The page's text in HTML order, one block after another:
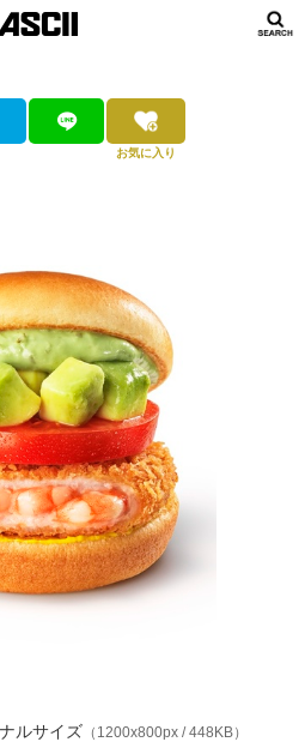
お気に入り
ルサイズ （1200x800px / 448KB）